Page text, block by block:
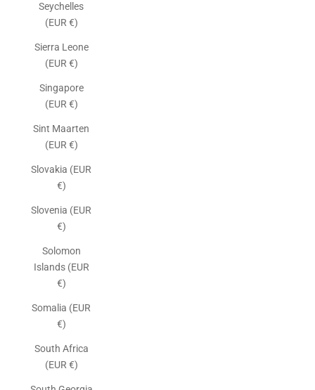
Seychelles
(EUR €)
Sierra Leone
(EUR €)
Singapore
(EUR €)
Sint Maarten
(EUR €)
Slovakia (EUR
€)
Slovenia (EUR
€)
Solomon
Islands (EUR
€)
Somalia (EUR
€)
South Africa
(EUR €)